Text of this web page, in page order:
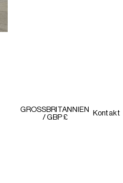
GROSSBRITANNIEN
/ GBP £
Kontakt